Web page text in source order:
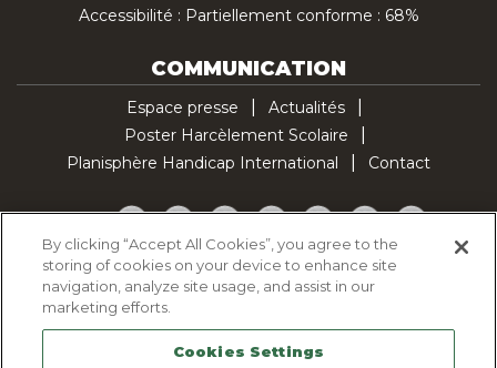
Accessibilité : Partiellement conforme : 68%
COMMUNICATION
Espace presse
Actualités
Poster Harcèlement Scolaire
Planisphère Handicap International
Contact
Facebook
TwitterYouTubePinterestInstagramLinkedInTikTok
Politique d'utilisation des cookies
Politique de confidentialité
Mentions légales
Plan du site
By clicking “Accept All Cookies”, you agree to the
storing of cookies on your device to enhance site
navigation, analyze site usage, and assist in our
marketing efforts.
Cookies Settings